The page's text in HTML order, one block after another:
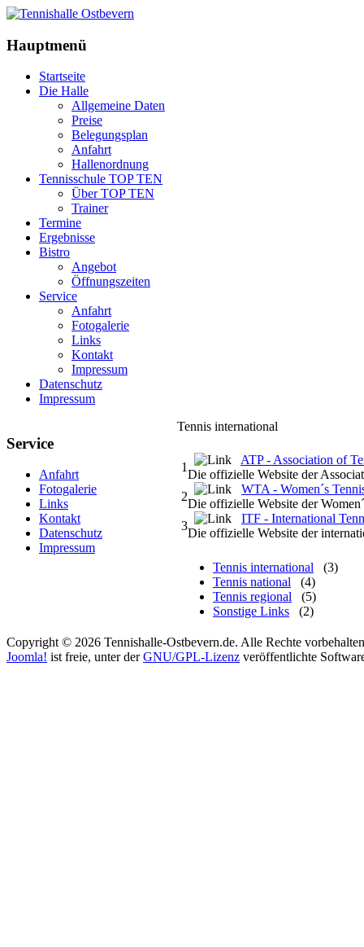
Hauptmenü
Startseite
Die Halle
Allgemeine Daten
Preise
Belegungsplan
Anfahrt
Hallenordnung
Tennisschule TOP TEN
Über TOP TEN
Trainer
Termine
Ergebnisse
Bistro
Angebot
Öffnungszeiten
Service
Anfahrt
Fotogalerie
Links
Kontakt
Impressum
Datenschutz
Impressum
Service
Anfahrt
Fotogalerie
Links
Kontakt
Datenschutz
Impressum
Tennis international
1
ATP - Association of
Die offizielle Website der
2
WTA - Women´s
Die offizielle Website der
3
ITF - International
Die offizielle Website der
Tennis international
(3)
Tennis national
(4)
Tennis regional
(5)
Sonstige Links
(2)
Copyright © 2026 Tennishalle-Ostbevern.de. Alle Rechte
Joomla! ist freie, unter derGNU/GPL-Lizenz veröffentlichte